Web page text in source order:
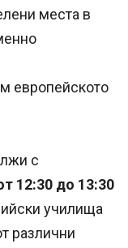
места в
европейското
с
12:30 до 13:30
училища
различни